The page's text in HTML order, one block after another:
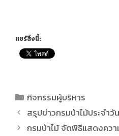
แชร์สิ่งนี้:
กิจกรรมผู้บริหาร
สรุปข่าวกรมป่าไม้ประจำวั
กรมป่าไม้ จัดพิธีแสดงควา